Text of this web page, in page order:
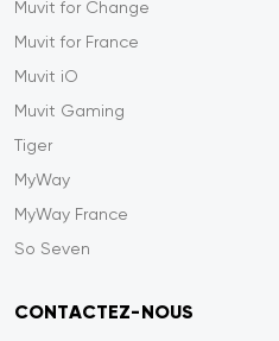
Muvit for Change
Muvit for France
Muvit iO
Muvit Gaming
Tiger
MyWay
MyWay France
So Seven
CONTACTEZ-NOUS